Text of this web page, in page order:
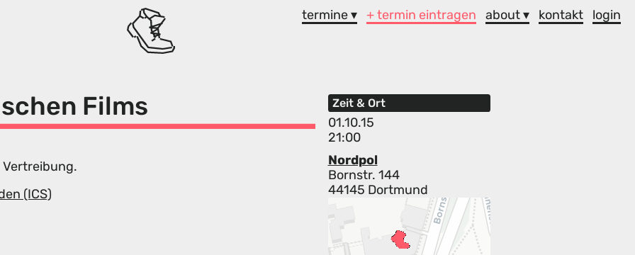
termine ▾ + termin eintragen about ▾ kontakt login
Films Zeit & Ort
01.10.15
21:00
Nordpol
Bornstr. 144
44145 Dortmund
(ICS)